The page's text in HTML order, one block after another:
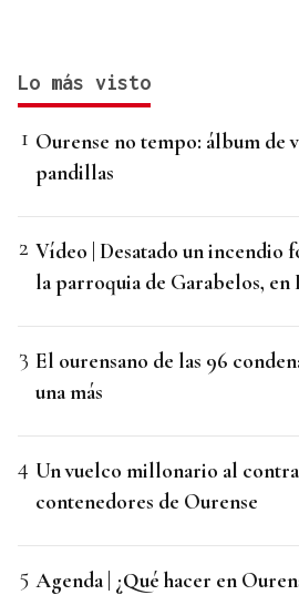
Lo más visto
Ourense no tempo: álbum de
pandillas
Vídeo | Desatado un incendio
la parroquia de Garabelos, en
El ourensano de las 96
una más
Un vuelco millonario al
contenedores de Ourense
Agenda | ¿Qué hacer en